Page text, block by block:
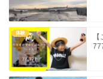
体験